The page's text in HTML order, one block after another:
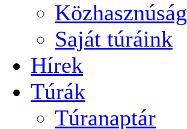
Közhasznúság
Saját túráink
Hírek
Túrák
Túranaptár